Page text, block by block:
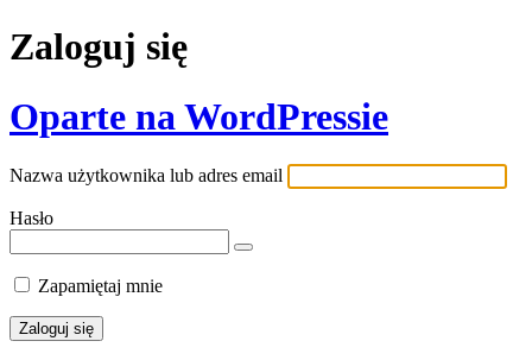
Zaloguj się
Oparte na WordPressie
Nazwa użytkownika lub adres email
Hasło
Zapamiętaj mnie